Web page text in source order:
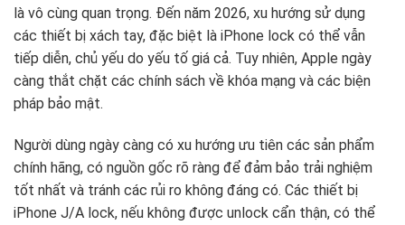
là vô cùng quan trọng. Đến năm 2026, xu hướng sử dụng
các thiết bị xách tay, đặc biệt là iPhone lock có thể vẫn
tiếp diễn, chủ yếu do yếu tố giá cả. Tuy nhiên, Apple ngày
càng thắt chặt các chính sách về khóa mạng và các biện
pháp bảo mật.
Người dùng ngày càng có xu hướng ưu tiên các sản phẩm
chính hãng, có nguồn gốc rõ ràng để đảm bảo trải nghiệm
tốt nhất và tránh các rủi ro không đáng có. Các thiết bị
iPhone J/A lock, nếu không được unlock cẩn thận, có thể